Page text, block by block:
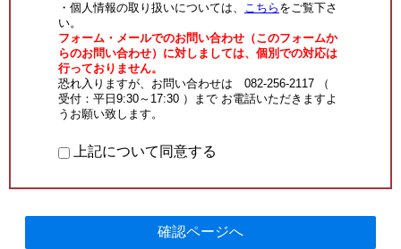
・個人情報の取り扱いについては、 こちら をご覧下さ
い。
フォーム・メールでのお問い合わせ（このフォームか
らのお問い合わせ）に対しましては、個別での対応は
行っておりません。
恐れ入りますが、お問い合わせは 082-256-2117 （
受付：平日9:30～17:30 ）まで お電話いただきますよ
うお願い致します。
上記について同意する
確認ページへ